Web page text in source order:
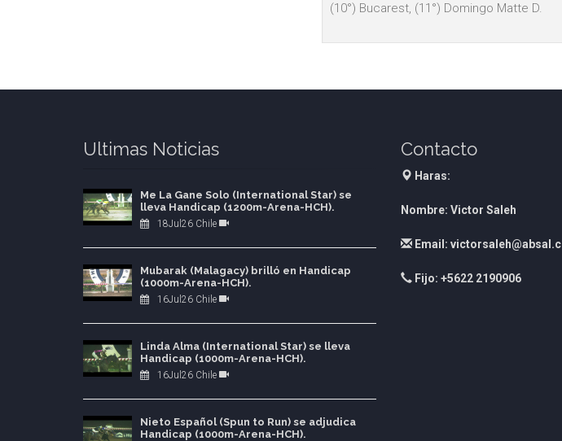
(10°) Bucarest, (11°) Domingo Matte D.
Ultimas Noticias
Me La Gane Solo (International Star) se
lleva Handicap (1200m-Arena-HCH).
18Jul26 Chile
Mubarak (Malagacy) brilló en Handicap
(1000m-Arena-HCH).
16Jul26 Chile
Linda Alma (International Star) se lleva
Handicap (1000m-Arena-HCH).
16Jul26 Chile
Nieto Español (Spun to Run) se adjudica
Handicap (1000m-Arena-HCH).
Contacto
Haras:
Nombre: Victor Saleh
Email: victorsaleh@absal.cl
Fijo: +5622 2190906